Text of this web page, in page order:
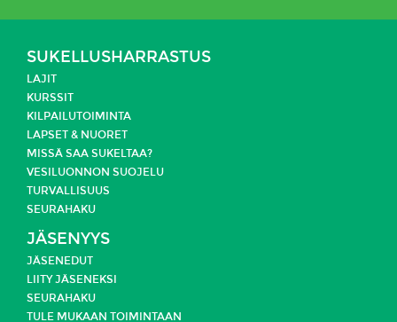
SUKELLUSHARRASTUS
LAJIT
KURSSIT
KILPAILUTOIMINTA
LAPSET & NUORET
MISSÄ SAA SUKELTAA?
VESILUONNON SUOJELU
TURVALLISUUS
SEURAHAKU
JÄSENYYS
JÄSENEDUT
LIITY JÄSENEKSI
SEURAHAKU
TULE MUKAAN TOIMINTAAN